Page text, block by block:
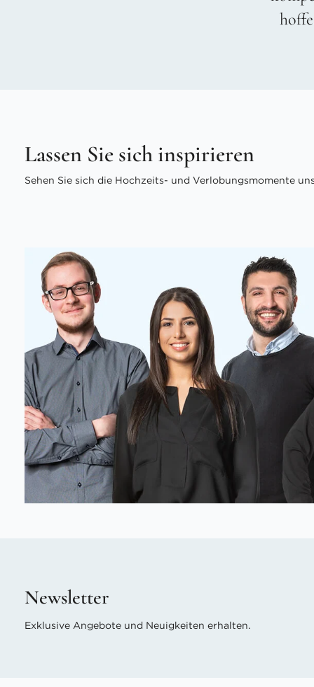
Lassen Sie sich inspirieren
Sehen Sie sich die Hochzeits- und Verlobungsmomente
Newsletter
Exklusive Angebote und Neuigkeiten erhalten.